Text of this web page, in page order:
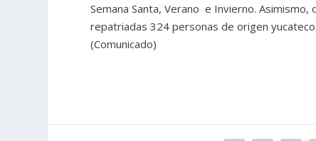
Semana Santa, Verano e Invierno.
repatriadas 324 personas de origen yucateco.
(Comunicado)